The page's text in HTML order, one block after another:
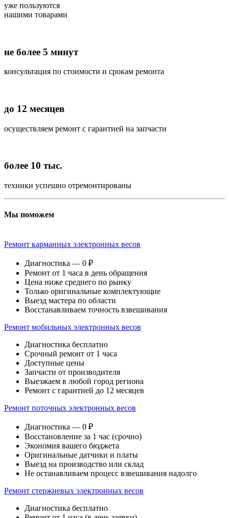
уже пользуются
нашими товарами
не более 5 минут
консультация по стоимости и срокам ремонта
до 12 месяцев
осуществляем ремонт с гарантией на запчасти
более 10 тыс.
техники успешно отремонтированы
Мы поможем
Ремонт карманных электронных весов
Диагностика — 0 ₽
Ремонт от 1 часа в день обращения
Цена ниже среднего по рынку
Только оригинальные комплектующие
Выезд мастера по области
Восстанавливаем точность взвешивания
Ремонт мобильных электронных весов
Диагностика бесплатно
Срочный ремонт от 1 часа
Доступные цены
Запчасти от производителя
Выезжаем в любой город региона
Ремонт с гарантией до 12 месяцев
Ремонт поточных электронных весов
Диагностика — 0 ₽
Восстановление за 1 час (срочно)
Экономия вашего бюджета
Оригинальные датчики и платы
Выезд на производство или склад
Не останавливаем процесс взвешивания надолго
Ремонт стержневых электронных весов
Диагностика бесплатно